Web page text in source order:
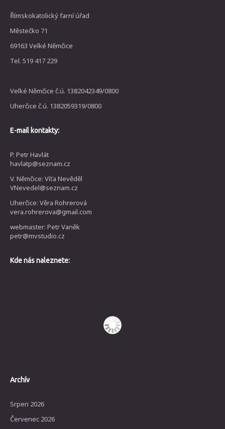
Římskokatolický farní úřad
Městečko 71
69163 Velké Němčice
Tel. 519 417 229
Velké Němčice č.ú. 1382042349/0800
Uherčice č.ú. 1382059319/0800
E-mail kontakty:
P. Petr Havlát
havlatp@seznam.cz
V. Němčice: Víťa Nevěděl
VNevedel@seznam.cz
Uherčice: Věra Rohrerová
vera.rohrerova@gmail.com
webmaster: Petr Vaněk
petr@mvstudio.cz
Kde nás naleznete:
Archív
Srpen 2026
Červenec 2026